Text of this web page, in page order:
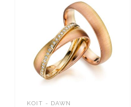
KOIT - DAWN